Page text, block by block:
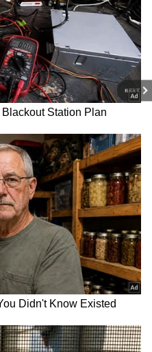
NEXT
ಈ ಬಾರಿಯ ಮೆಗಾ
ತನಗೆ ಬೇಕಾದ
ಕ್ರಮಾಂಕದಲ್ಲಿ ಸಂಜು
ಜೋಸ್ ಬಟ್ಲರ್